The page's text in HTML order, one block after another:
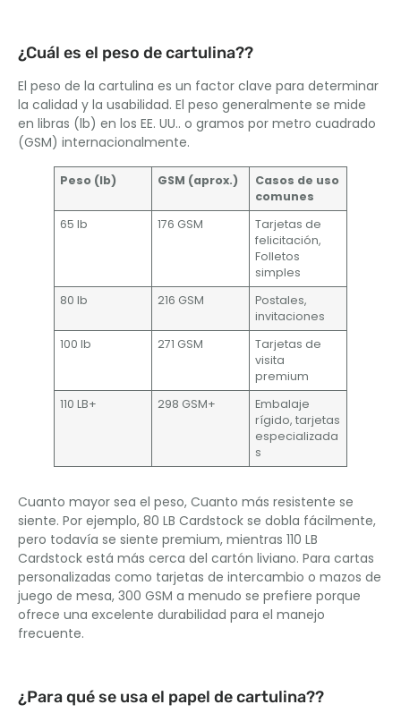
¿Cuál es el peso de cartulina??
El peso de la cartulina es un factor clave para determinar
la calidad y la usabilidad. El peso generalmente se mide
en libras (lb) en los EE. UU.. o gramos por metro cuadrado
(GSM) internacionalmente.
Peso (lb) GSM (aprox.)
Casos de uso
comunes
65 lb
176 GSM
Tarjetas de
felicitación,
Folletos
simples
80 lb
216 GSM
Postales,
invitaciones
100 lb
271 GSM
Tarjetas de
visita
premium
110 LB+
298 GSM+
Embalaje
rígido, tarjetas
especializada
s
Cuanto mayor sea el peso, Cuanto más resistente se
siente. Por ejemplo, 80 LB Cardstock se dobla fácilmente,
pero todavía se siente premium, mientras 110 LB
Cardstock está más cerca del cartón liviano. Para cartas
personalizadas como tarjetas de intercambio o mazos de
juego de mesa, 300 GSM a menudo se prefiere porque
ofrece una excelente durabilidad para el manejo
frecuente.
¿Para qué se usa el papel de cartulina??